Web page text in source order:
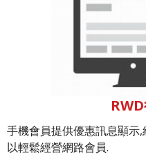
手機會員提供優惠訊息顯示
以輕鬆經營網路會員.